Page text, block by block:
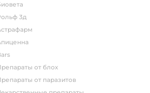
Биовета
Рольф 3д
Астрафарм
Апиценна
Bars
Препараты от блох
Препараты от паразитов